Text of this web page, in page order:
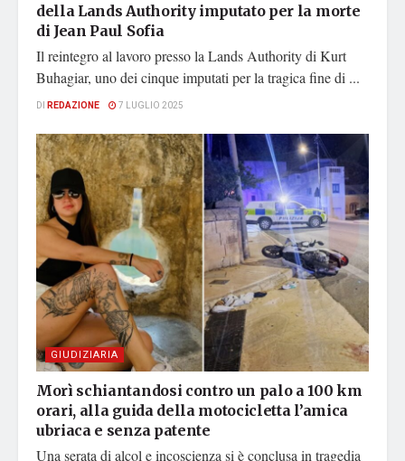
della Lands Authority imputato per la morte
di Jean Paul Sofia
Il reintegro al lavoro presso la Lands Authority di Kurt
Buhagiar, uno dei cinque imputati per la tragica fine di ...
DI REDAZIONE 7 LUGLIO 2025
GIUDIZIARIA
Morì schiantandosi contro un palo a 100 km
orari, alla guida della motocicletta l’amica
ubriaca e senza patente
Una serata di alcol e incoscienza si è conclusa in tragedia